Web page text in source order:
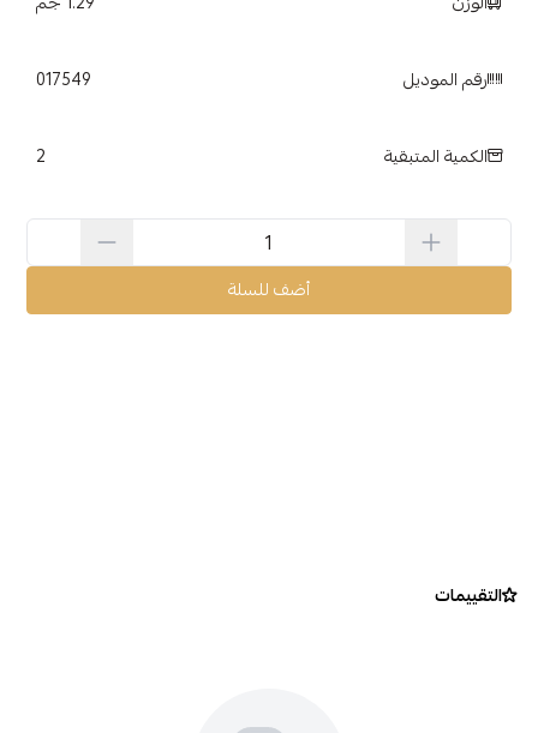
رقم الموديل 017549
الكمية المتبقية 2
أضف للسلة
التقييمات